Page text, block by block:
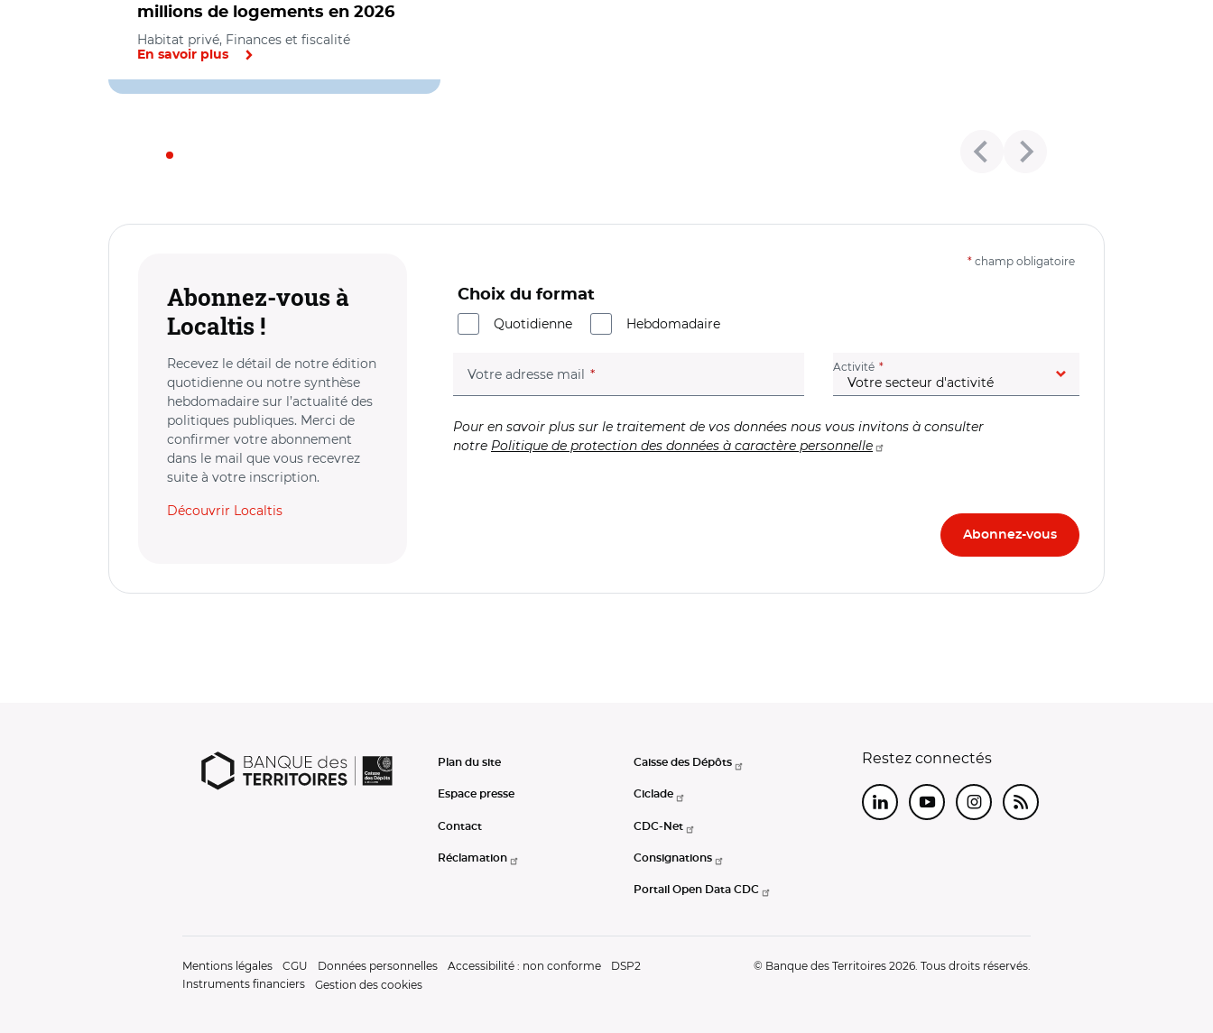
millions de logements en 2026
Habitat privé, Finances et fiscalité
En savoir plus
Abonnez-vous à
Localtis !
Recevez le détail de notre édition
quotidienne ou notre synthèse
hebdomadaire sur l’actualité des
politiques publiques. Merci de
confirmer votre abonnement
dans le mail que vous recevrez
suite à votre inscription.
Découvrir Localtis
* champ obligatoire
Choix du format
Quotidienne
Hebdomadaire
Votre adresse mail (champ obligatoire) Activité (champ obligatoire)
Pour en savoir plus sur le traitement de vos données nous vous invitons à consulter
notre Politique de protection des données à caractère personnelle
Plan du site
Espace presse
Contact
Réclamation
Caisse des Dépôts
Ciclade
CDC-Net
Consignations
Portail Open Data CDC
Restez connectés
LinkedInYoutubeInstagram
RSS
Mentions légales CGU Données personnelles Accessibilité : non conforme
DSP2
Instruments financiers
Gestion des cookies
© Banque des Territoires 2026. Tous droits réservés.